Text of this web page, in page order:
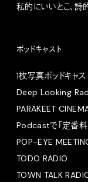
私的にいいとこ、詩
ポッドキャスト
1枚写真ポッドキャス
Deep Looking
PARAKEET
Podcastで「定番料
POP-EYE
TODO RADIO
TOWN TALK